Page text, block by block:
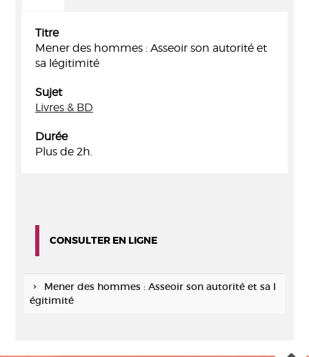
Titre
Mener des hommes : Asseoir son autorité et
sa légitimité
Sujet
Livres & BD
Durée
Plus de 2h.
CONSULTER EN LIGNE
Mener des hommes : Asseoir son autorité et sa l
égitimité